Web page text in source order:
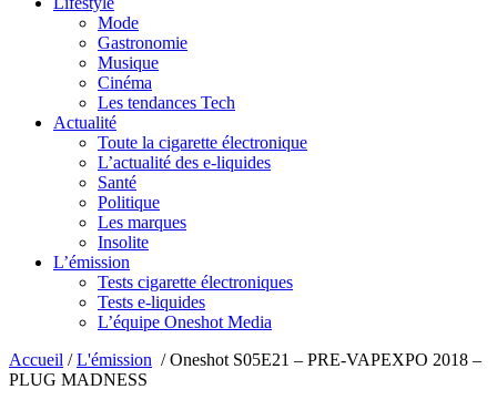
Mode
Gastronomie
Musique
Cinéma
Les tendances Tech
Actualité
Toute la cigarette électronique
L’actualité des e-liquides
Santé
Politique
Les marques
Insolite
L’émission
Tests cigarette électroniques
Tests e-liquides
L’équipe Oneshot Media
Accueil /L'émission /Oneshot S05E21 – PRE-VAPEXPO 2018 –
PLUG MADNESS